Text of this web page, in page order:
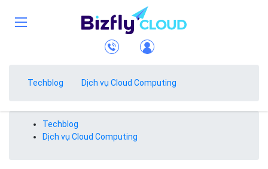
Techblog Dịch vụ Cloud Computing
Techblog
Dịch vụ Cloud Computing